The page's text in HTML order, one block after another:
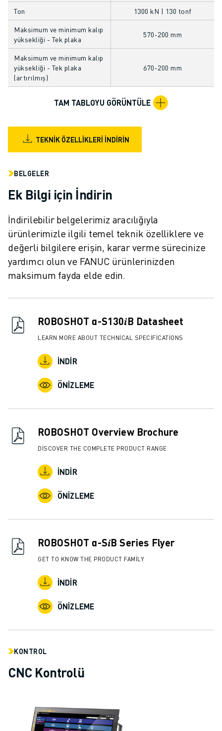
FANUC AKADEMI
ENDÜSTRILER IÇIN ÇÖZÜMLER
EĞITIM IÇIN ÇÖZÜMLER
WORLDSKILLS & GENÇ YETENEKLER
HABERLER & MEDYA
HABERLER & MEDYA
ETKINLIKLER
FANUC HAKKINDA
AVRUPA'DA FANUC
LOKASYONLARIMIZ
KARIYER
BIZE KATILIN » KARIYER PORTALI
İLETIŞIM
LOKASYONLAR
KÜNYE
Ton 1300 kN | 130 tonf
Maksimum ve minimum kalıp
yüksekliği - Tek plaka
570-200 mm
Maksimum ve minimum kalıp
yüksekliği - Tek plaka
(artırılmış)
670-200 mm
TAM TABLOYU GÖRÜNTÜLE
TEKNIK ÖZELLIKLERI İNDIRIN
BELGELER
Ek Bilgi için İndirin
İndirilebilir belgelerimiz aracılığıyla
ürünlerimizle ilgili temel teknik özelliklere ve
değerli bilgilere erişin, karar verme sürecinize
yardımcı olun ve FANUC ürünlerinizden
maksimum fayda elde edin.
ROBOSHOT α-S130𝑖B Datasheet
LEARN MORE ABOUT TECHNICAL SPECIFICATIONS
İNDIR
ÖNIZLEME
ROBOSHOT Overview Brochure
DISCOVER THE COMPLETE PRODUCT RANGE
İNDIR
ÖNIZLEME
ROBOSHOT α-S𝑖B Series Flyer
GET TO KNOW THE PRODUCT FAMILY
İNDIR
ÖNIZLEME
KONTROL
CNC Kontrolü